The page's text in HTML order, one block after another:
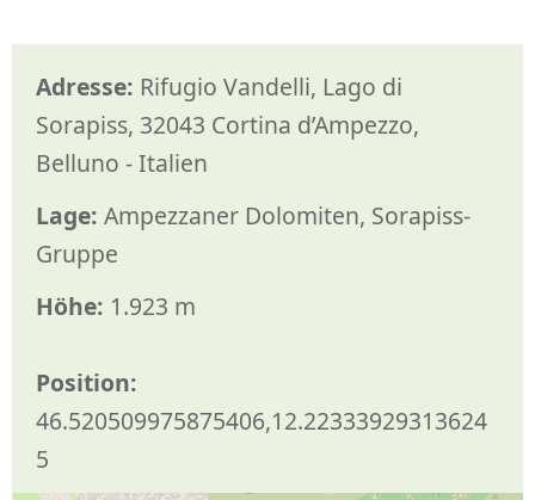
Adresse: Rifugio Vandelli, Lago di
Sorapiss, 32043 Cortina d’Ampezzo,
Belluno - Italien
Lage: Ampezzaner Dolomiten, Sorapiss-
Gruppe
Höhe: 1.923 m
Position:
46.520509975875406,12.22333929313624
5